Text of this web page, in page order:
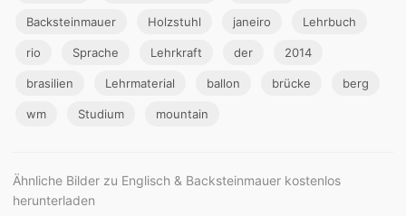
Backsteinmauer Holzstuhl janeiro Lehrbuch
rio Sprache Lehrkraft der 2014
brasilien Lehrmaterial ballon brücke berg
wm Studium mountain
Ähnliche Bilder zu Englisch & Backsteinmauer kostenlos
herunterladen